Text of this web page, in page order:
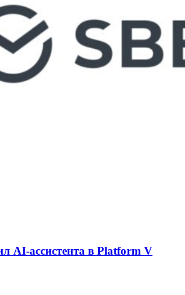
AI-ассистента в Platform V